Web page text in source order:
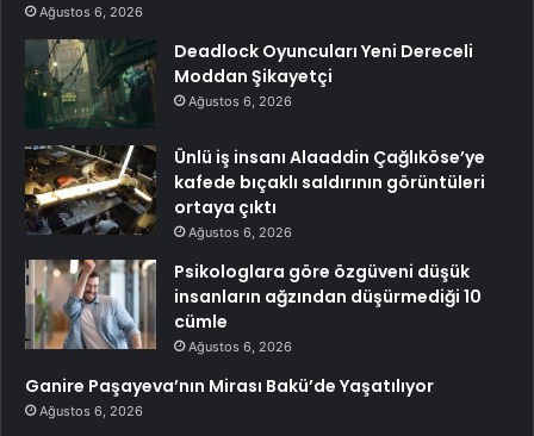
Ağustos 6, 2026
Deadlock Oyuncuları Yeni Dereceli
Moddan Şikayetçi
Ağustos 6, 2026
Ünlü iş insanı Alaaddin Çağlıköse’ye
kafede bıçaklı saldırının görüntüleri
ortaya çıktı
Ağustos 6, 2026
Psikologlara göre özgüveni düşük
insanların ağzından düşürmediği 10
cümle
Ağustos 6, 2026
Ganire Paşayeva’nın Mirası Bakü’de Yaşatılıyor
Ağustos 6, 2026